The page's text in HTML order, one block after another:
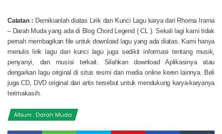
Catatan : Demikianlah diatas Lirik dan Kunci Lagu karya dari Rhoma Irama
– Darah Muda yang ada di Blog Chord Legend ( CL ). Sekali lagi kami tidak
pernah membagikan file untuk download lagu yang ada diatas. Kami hanya
menulis lirik lagu dan kunci lagu juga sedikit informasi tentang musik,
penyanyi, dan musisi terkait. Silahkan download Aplikasinya atau
dengarkan lagu original di situs resmi dan media online keren lainnya. Beli
juga CD, DVD original dari artis tersebut untuk mendukung karya-karyanya
terimakasih.
Album : Darah Muda